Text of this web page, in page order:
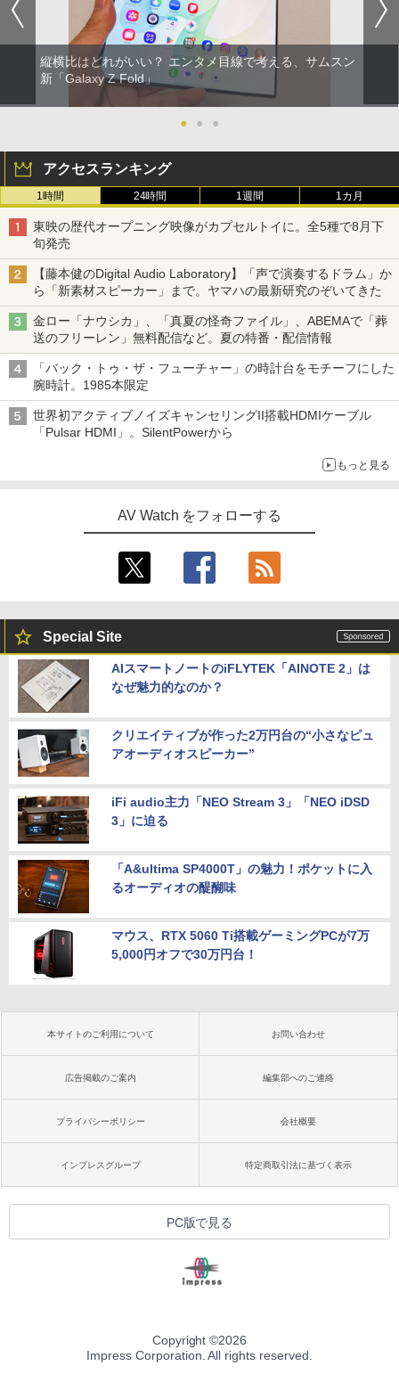
縦横比はどれがいい？ エンタメ目線で考える、サムスン
新「Galaxy Z Fold」
● ● ●
アクセスランキング
1時間 24時間 1週間 1カ月
東映の歴代オープニング映像がカプセルトイに。全5種で8月下
旬発売
【藤本健のDigital Audio Laboratory】「声で演奏するドラム」か
ら「新素材スピーカー」まで。ヤマハの最新研究のぞいてきた
金ロー「ナウシカ」、「真夏の怪奇ファイル」、ABEMAで「葬
送のフリーレン」無料配信など。夏の特番・配信情報
「バック・トゥ・ザ・フューチャー」の時計台をモチーフにした
腕時計。1985本限定
世界初アクティブノイズキャンセリングII搭載HDMIケーブル
「Pulsar HDMI」。SilentPowerから
もっと見る
AV Watch をフォローする
Special Site
AIスマートノートのiFLYTEK「AINOTE 2」は
なぜ魅力的なのか？
クリエイティブが作った2万円台の“小さなピュ
アオーディオスピーカー”
iFi audio主力「NEO Stream 3」「NEO iDSD
3」に迫る
「A&ultima SP4000T」の魅力！ポケットに入
るオーディオの醍醐味
マウス、RTX 5060 Ti搭載ゲーミングPCが7万
5,000円オフで30万円台！
本サイトのご利用について お問い合わせ
広告掲載のご案内 編集部へのご連絡
プライバシーポリシー 会社概要
インプレスグループ 特定商取引法に基づく表示
PC版で見る
Copyright ©2026
Impress Corporation. All rights reserved.